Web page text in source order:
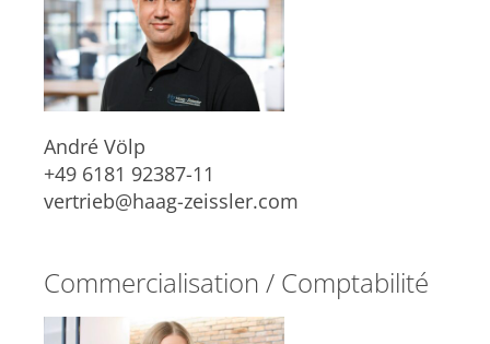
André Völp
+49 6181 92387-11
vertrieb@haag-zeissler.com
Commercialisation / Comptabilité